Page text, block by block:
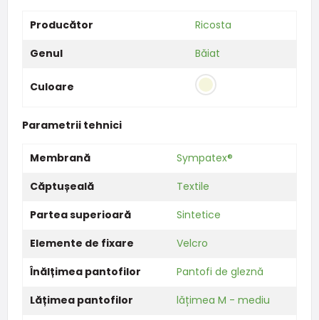
Producător
Ricosta
Genul
Băiat
Culoare
Parametrii tehnici
Membrană
Sympatex®
Căptușeală
Textile
Partea superioară
Sintetice
Elemente de fixare
Velcro
Înălțimea pantofilor
Pantofi de gleznă
Lățimea pantofilor
lățimea M - mediu